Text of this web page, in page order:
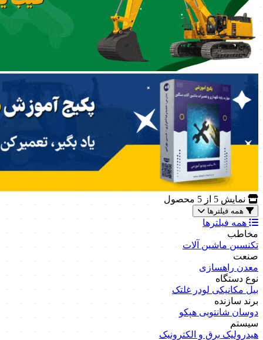
نمایش 5 از 5 محصول
همه فیلترها
همه فیلترها
مخاطب
تکنسین ماشین آلات
صنعت
معدن راهسازی
نوع دستگاه
بیل مکانیکی لودر غلتک
برند سازنده
دوسان شانتویی هپکو
سیستم
هیدرولیک برق و الکترونیک